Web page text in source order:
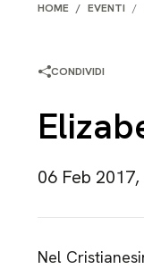
HOME EVENTI
CONDIVIDI
06 Feb
Nel